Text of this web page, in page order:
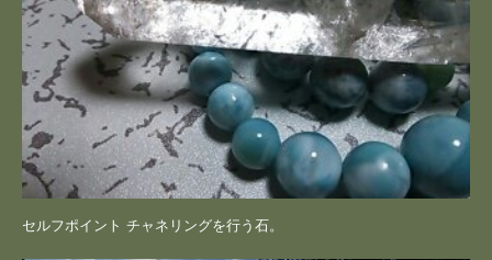
セルフポイント チャネリングを行う石。